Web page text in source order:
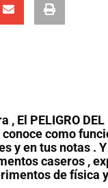
PELIGRO DEL
como
y en tus notas .
caseros ,
de física